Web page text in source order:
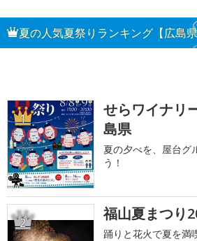
夏の人気夏祭りランキング【広島
1
せらワイナリ
島県
夏の夕べを、屋台グ
う！
2 福山夏まつり
踊りと花火で夏を満